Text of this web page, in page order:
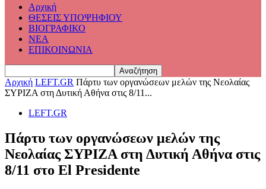
Αρχική
ΘΕΣΕΙΣ ΥΠΟΨΗΦΙΟΥ
ΒΙΟΓΡΑΦΙΚΟ
ΝΕΑ
ΕΠΙΚΟΙΝΩΝΙΑ
Αρχική LEFT.GR Πάρτυ των οργανώσεων μελών της Νεολαίας
ΣΥΡΙΖΑ στη Δυτική Αθήνα στις 8/11...
LEFT.GR
Πάρτυ των οργανώσεων μελών της
Νεολαίας ΣΥΡΙΖΑ στη Δυτική Αθήνα στις
8/11 στο El Presidente